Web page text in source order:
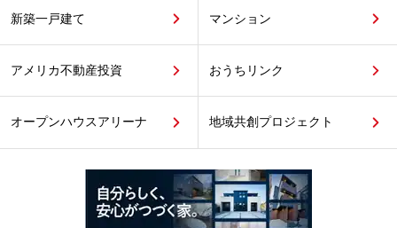
新築一戸建て マンション
アメリカ不動産投資 おうちリンク
オープンハウスアリーナ 地域共創プロジェクト